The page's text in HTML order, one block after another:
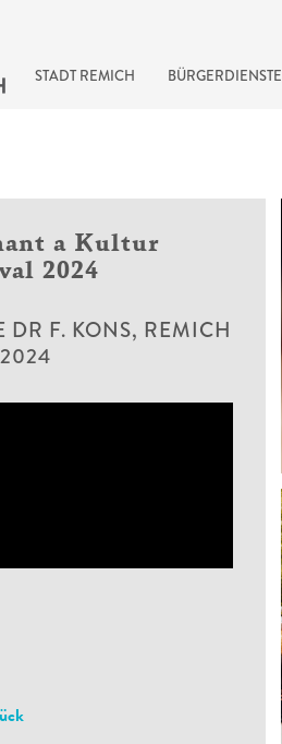
STADT REMICH BÜRGERDIENSTE
a Kultur
2024
DR F. KONS, REMICH